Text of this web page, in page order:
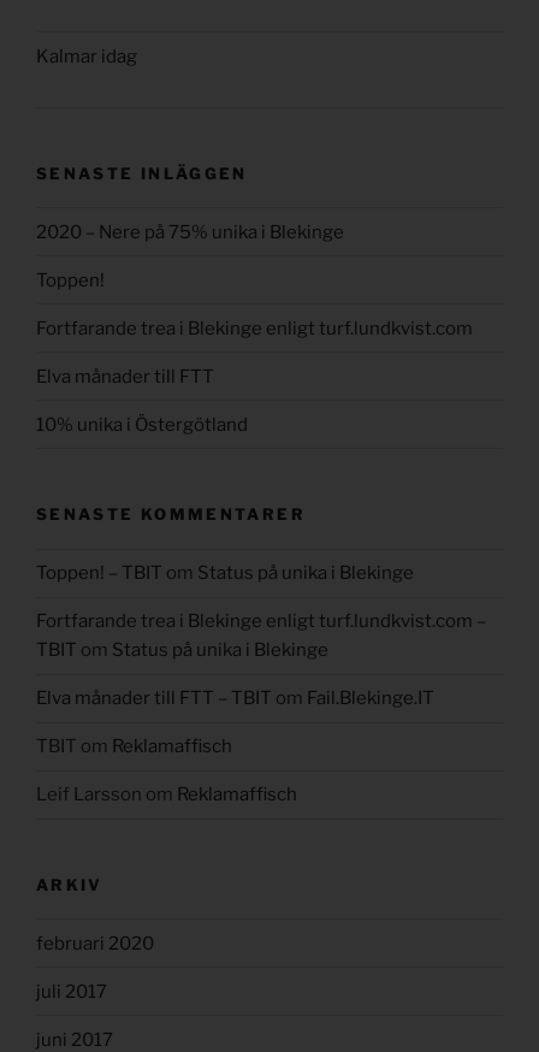
Kalmar idag
SENASTE INLÄGGEN
2020 – Nere på 75% unika i Blekinge
Toppen!
Fortfarande trea i Blekinge enligt turf.lundkvist.com
Elva månader till FTT
10% unika i Östergötland
SENASTE KOMMENTARER
Toppen! – TBIT om Status på unika i Blekinge
Fortfarande trea i Blekinge enligt turf.lundkvist.com –
TBIT om Status på unika i Blekinge
Elva månader till FTT – TBIT om Fail.Blekinge.IT
TBIT om Reklamaffisch
Leif Larsson om Reklamaffisch
ARKIV
februari 2020
juli 2017
juni 2017